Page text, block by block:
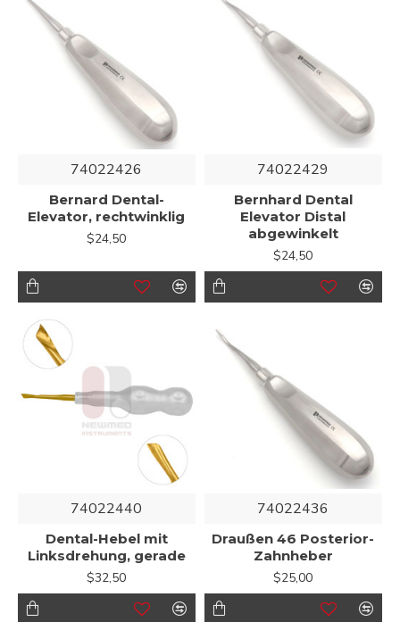
74022426
Bernard Dental-
Elevator, rechtwinklig
$24,50
74022429
Bernhard Dental
Elevator Distal
abgewinkelt
$24,50
74022440
Dental-Hebel mit
Linksdrehung, gerade
$32,50
74022436
Draußen 46 Posterior-
Zahnheber
$25,00